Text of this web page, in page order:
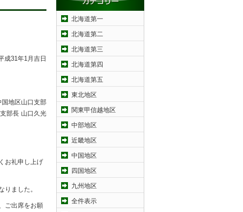
成31年1月吉日
地区山口支部
支部長 山口久光
お礼申し上げ
ました。
ご出席をお願
北海道第一
北海道第二
北海道第三
北海道第四
北海道第五
東北地区
関東甲信越地区
中部地区
近畿地区
中国地区
四国地区
九州地区
全件表示